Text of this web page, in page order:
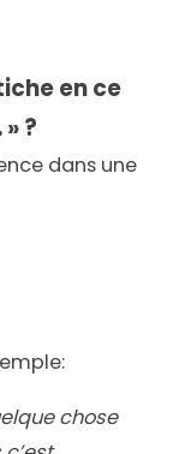
en ce
?
dans une
chose